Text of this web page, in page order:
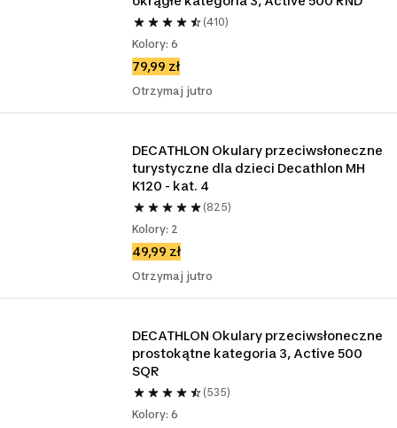
(410)
Kolory: 6
79,99 zł
Otrzymaj jutro
DECATHLON Okulary przeciwsłoneczne
turystyczne dla dzieci Decathlon MH
K120 - kat. 4
(825)
Kolory: 2
49,99 zł
Otrzymaj jutro
DECATHLON Okulary przeciwsłoneczne
prostokątne kategoria 3, Active 500
SQR
(535)
Kolory: 6